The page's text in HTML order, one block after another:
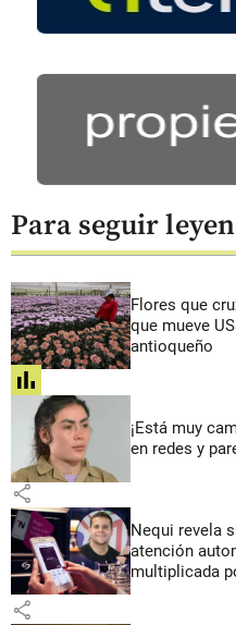
Para seguir
Flores que
que mueve
antioqueño
share
¡Está muy
en redes y
share
Nequi revela
atención
multiplicada
share